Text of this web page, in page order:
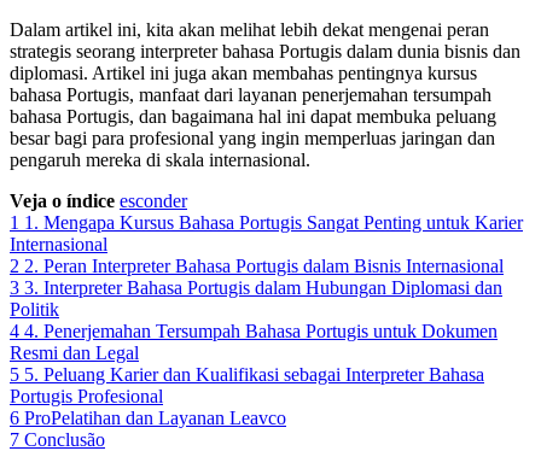
Dalam artikel ini, kita akan melihat lebih dekat mengenai peran
strategis seorang interpreter bahasa Portugis dalam dunia bisnis dan
diplomasi. Artikel ini juga akan membahas pentingnya kursus
bahasa Portugis, manfaat dari layanan penerjemahan tersumpah
bahasa Portugis, dan bagaimana hal ini dapat membuka peluang
besar bagi para profesional yang ingin memperluas jaringan dan
pengaruh mereka di skala internasional.
Veja o índice esconder
1 1. Mengapa Kursus Bahasa Portugis Sangat Penting untuk Karier
Internasional
2 2. Peran Interpreter Bahasa Portugis dalam Bisnis Internasional
3 3. Interpreter Bahasa Portugis dalam Hubungan Diplomasi dan
Politik
4 4. Penerjemahan Tersumpah Bahasa Portugis untuk Dokumen
Resmi dan Legal
5 5. Peluang Karier dan Kualifikasi sebagai Interpreter Bahasa
Portugis Profesional
6 ProPelatihan dan Layanan Leavco
7 Conclusão